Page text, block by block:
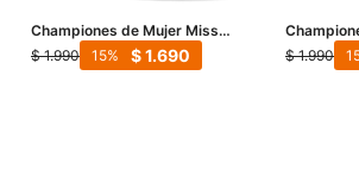
Championes de Mujer Miss
Carol VESCOVO - Blanco
$ 1.990 $1.690
15
Carol
$ 1.990